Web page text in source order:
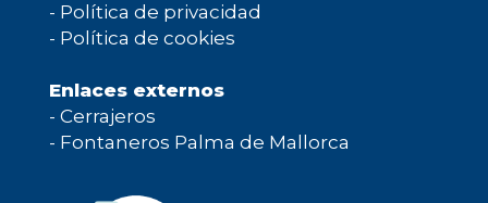
- Política de privacidad
- Política de cookies
Enlaces externos
- Cerrajeros
- Fontaneros Palma de Mallorca